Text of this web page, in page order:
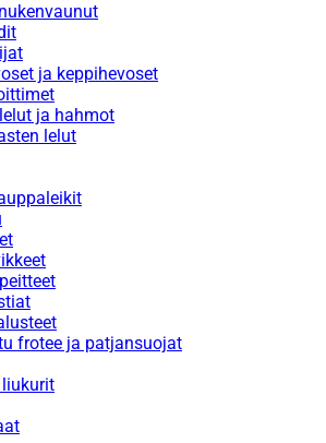
ja keppihevoset
ja hahmot
lelut
frotee ja patjansuojat